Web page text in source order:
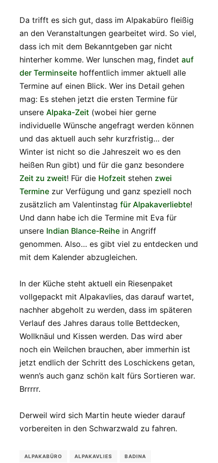
Da trifft es sich gut, dass im Alpakabüro fleißig
an den Veranstaltungen gearbeitet wird. So viel,
dass ich mit dem Bekanntgeben gar nicht
hinterher komme. Wer lunschen mag, findet auf
der Terminseite hoffentlich immer aktuell alle
Termine auf einen Blick. Wer ins Detail gehen
mag: Es stehen jetzt die ersten Termine für
unsere Alpaka-Zeit (wobei hier gerne
individuelle Wünsche angefragt werden können
und das aktuell auch sehr kurzfristig… der
Winter ist nicht so die Jahreszeit wo es den
heißen Run gibt) und für die ganz besondere
Zeit zu zweit! Für die Hofzeit stehen zwei
Termine zur Verfügung und ganz speziell noch
zusätzlich am Valentinstag für Alpakaverliebte!
Und dann habe ich die Termine mit Eva für
unsere Indian Blance-Reihe in Angriff
genommen. Also… es gibt viel zu entdecken und
mit dem Kalender abzugleichen.
In der Küche steht aktuell ein Riesenpaket
vollgepackt mit Alpakavlies, das darauf wartet,
nachher abgeholt zu werden, dass im späteren
Verlauf des Jahres daraus tolle Bettdecken,
Wollknäul und Kissen werden. Das wird aber
noch ein Weilchen brauchen, aber immerhin ist
jetzt endlich der Schritt des Loschickens getan,
wenn’s auch ganz schön kalt fürs Sortieren war.
Brrrrr.
Derweil wird sich Martin heute wieder darauf
vorbereiten in den Schwarzwald zu fahren.
ALPAKABÜRO ALPAKAVLIES BADINA